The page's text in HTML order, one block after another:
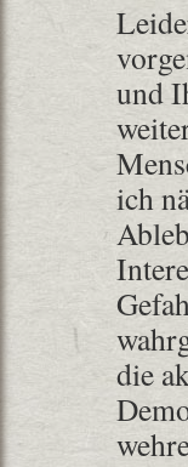
und
ich
die